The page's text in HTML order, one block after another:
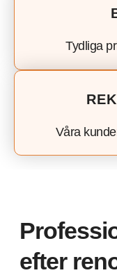
Tydliga
Våra
efter